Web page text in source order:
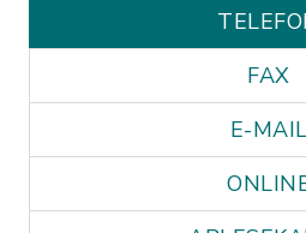
FAX
E-MAIL